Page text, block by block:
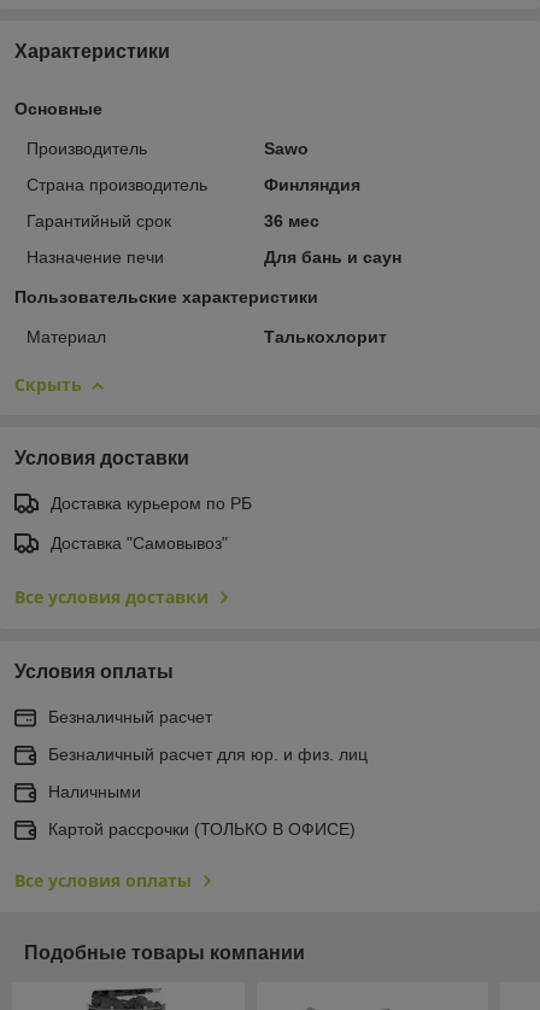
Характеристики
Основные
Производитель
Sawo
Страна производитель
Финляндия
Гарантийный срок
36 мес
Назначение печи
Для бань и саун
Пользовательские характеристики
Материал Талькохлорит
Скрыть
Условия доставки
Доставка курьером по РБ
Доставка "Самовывоз"
Все условия доставки
Условия оплаты
Безналичный расчет
Безналичный расчет для юр. и физ. лиц
Наличными
Картой рассрочки (ТОЛЬКО В ОФИСЕ)
Все условия оплаты
Подобные товары компании